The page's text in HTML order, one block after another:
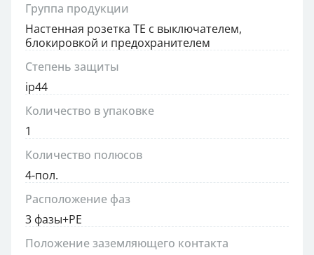
Группа продукции
Настенная розетка TE с выключателем,
блокировкой и предохранителем
Степень защиты
ip44
Количество в упаковке
1
Количество полюсов
4-пол.
Расположение фаз
3 фазы+PE
Положение заземляющего контакта